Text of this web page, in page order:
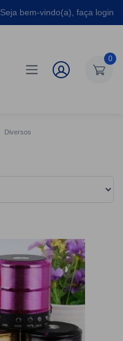
Seja bem-vindo(a), faça login
0
Diversos